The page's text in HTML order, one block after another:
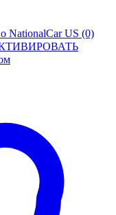
NationalCar US (0)